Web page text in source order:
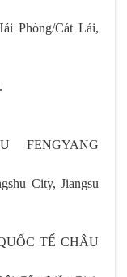
Phòng/Cát Lái,
FENGYANG
City, Jiangsu
TẾ CHÂU